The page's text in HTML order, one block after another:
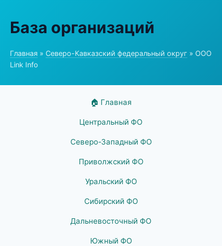
База организаций
Главная » Северо-Кавказский федеральный округ » ООО
Link Info
🏠 Главная
Центральный ФО
Северо-Западный ФО
Приволжский ФО
Уральский ФО
Сибирский ФО
Дальневосточный ФО
Южный ФО